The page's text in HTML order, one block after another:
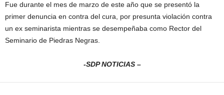
Fue durante el mes de marzo de este año que se presentó la
primer denuncia en contra del cura, por presunta violación contra
un ex seminarista mientras se desempeñaba como Rector del
Seminario de Piedras Negras.
-SDP NOTICIAS –